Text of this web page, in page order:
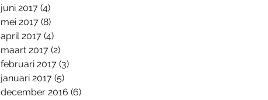
juni 2017 (4)
mei 2017 (8)
april 2017 (4)
maart 2017 (2)
februari 2017 (3)
januari 2017 (5)
december 2016 (6)